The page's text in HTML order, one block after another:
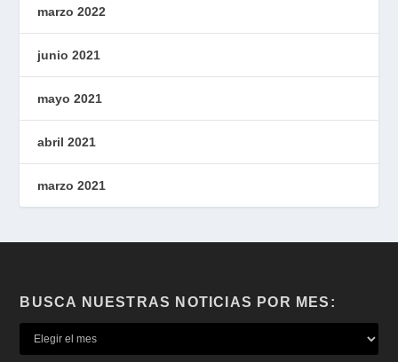
marzo 2022
junio 2021
mayo 2021
abril 2021
marzo 2021
BUSCA NUESTRAS NOTICIAS POR MES: